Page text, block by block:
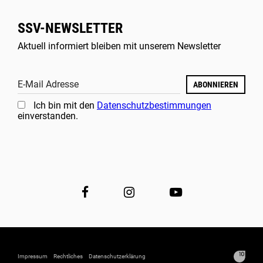
SSV-NEWSLETTER
Aktuell informiert bleiben mit unserem Newsletter
E-Mail Adresse ABONNIEREN
Ich bin mit den Datenschutzbestimmungen
einverstanden.
Impressum Rechtliches Datenschutzerklärung